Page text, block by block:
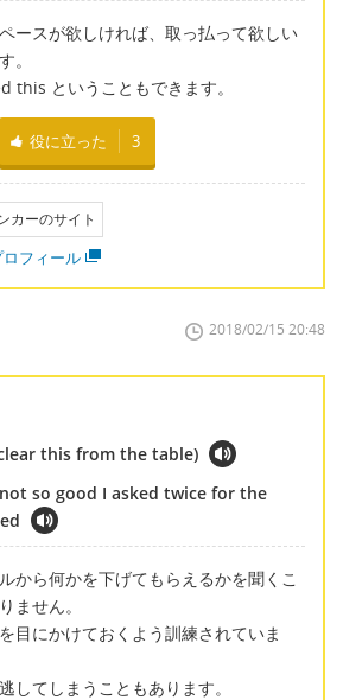
ースが欲しければ、取っ払って欲しい
。
this ということもできます。
役に立った 3
カーのサイト
フィール
2018/02/15 20:48
this from the table)
so good I asked twice for the
から何かを下げてもらえるかを聞くこ
ません。
目にかけておくよう訓練されていま
してしまうこともあります。